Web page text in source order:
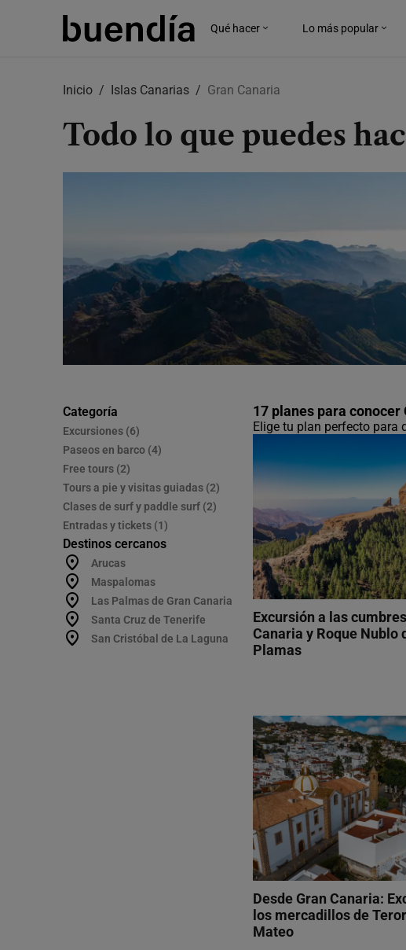
Qué hacer Lo más popular
Inicio Islas Canarias Gran Canaria
Todo lo que puedes
Categoría
Excursiones (6)
Paseos en barco (4)
Free tours (2)
Tours a pie y visitas guiadas (2)
Clases de surf y paddle surf (2)
Entradas y tickets (1)
Destinos cercanos
Arucas
Maspalomas
Las Palmas de Gran Canaria
Santa Cruz de Tenerife
San Cristóbal de La Laguna
17 planes para conocer
Elige tu plan perfecto para
Excursión a las
Canaria y Roque Nublo
Plamas
Desde Gran Canaria:
los mercadillos de
Mateo